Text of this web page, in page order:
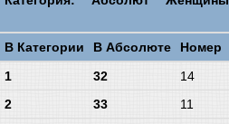
В Категории В Абсолюте Номер
1 32 14
2 33 11